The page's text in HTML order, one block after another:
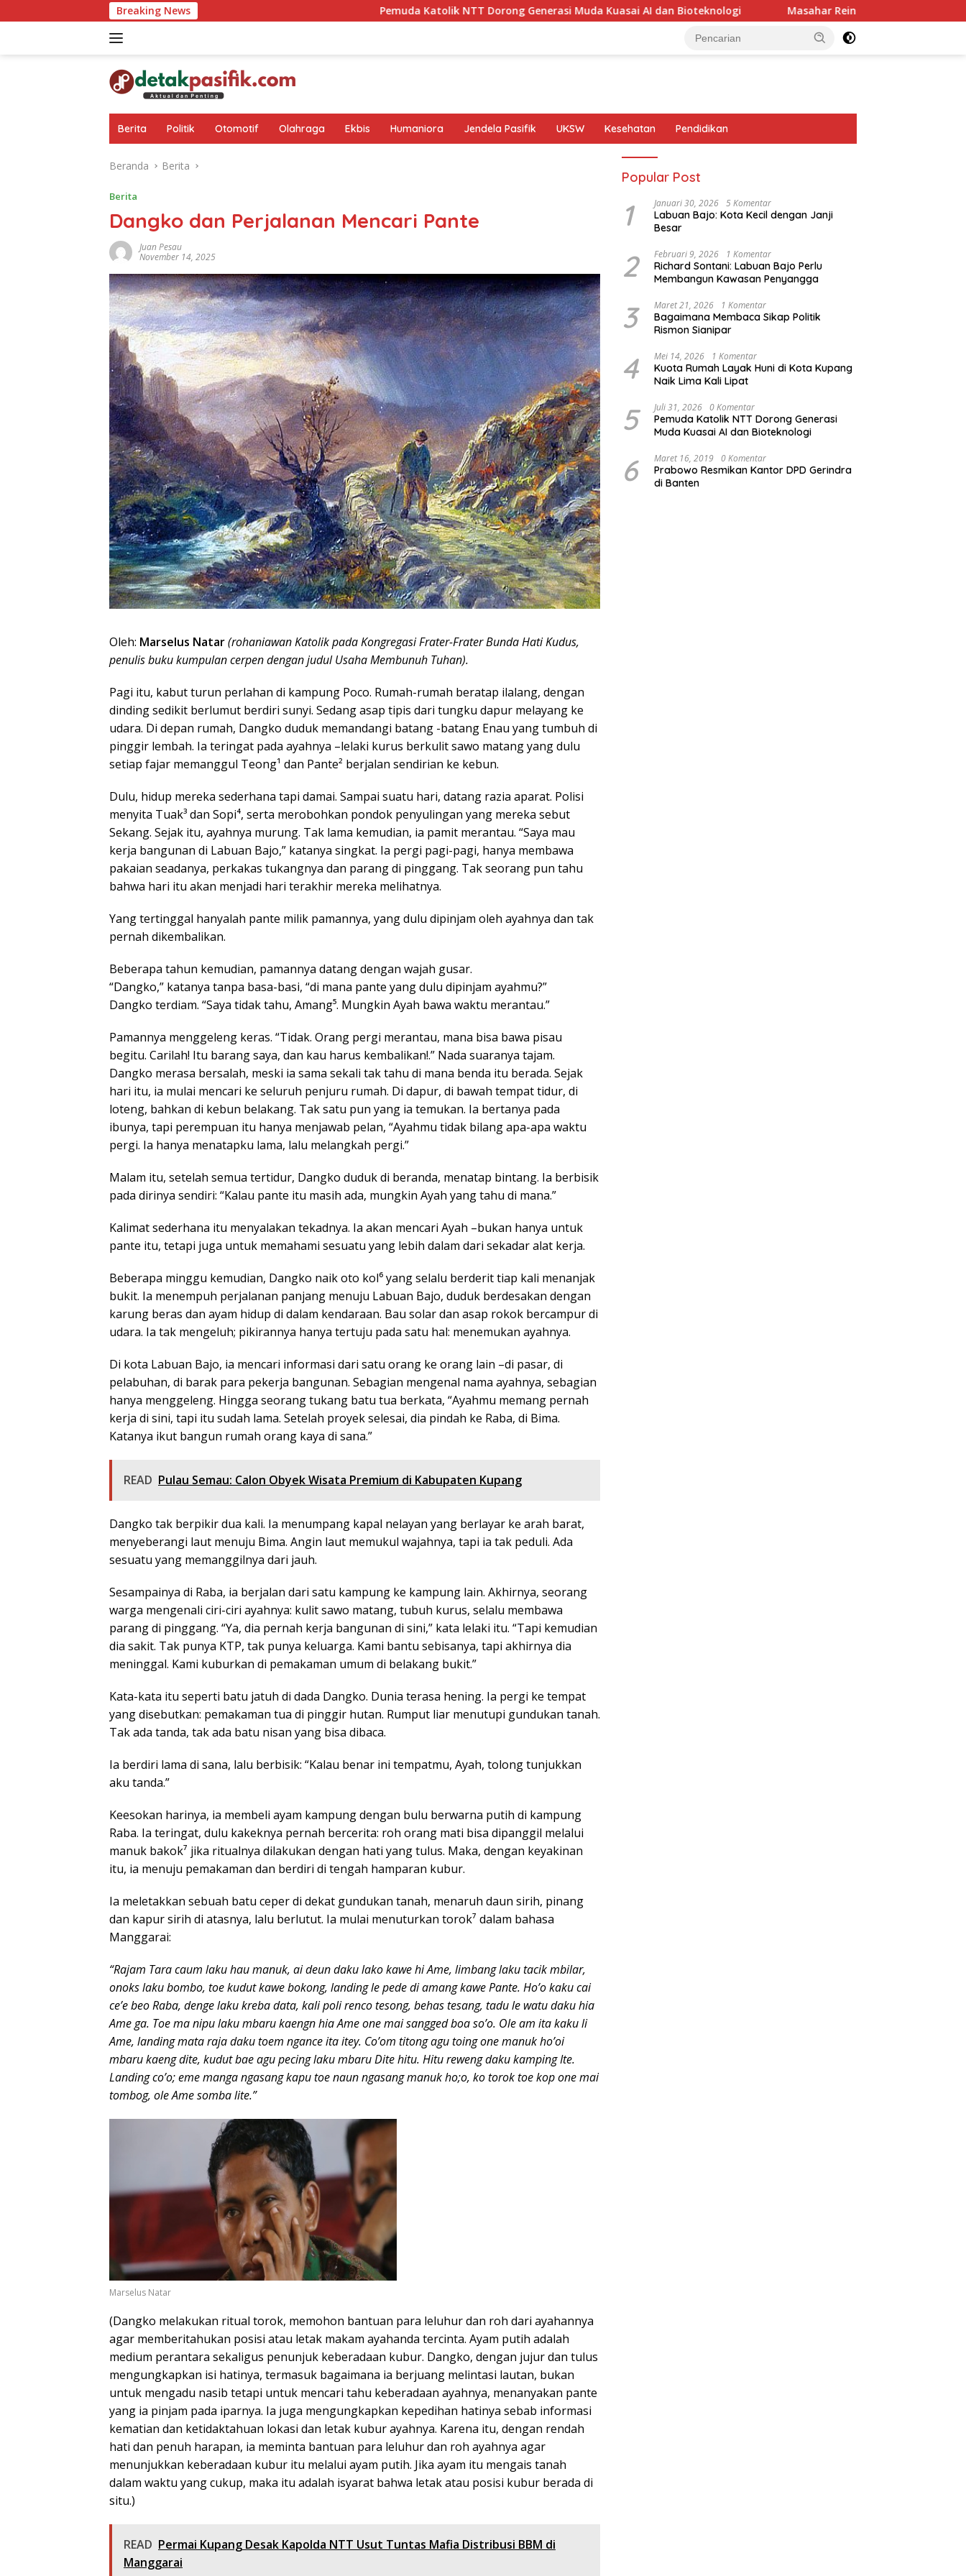
ke
Breaking News Pemuda Katolik NTT Dorong Generasi Muda Kuasai AI dan Bioteknologi Masahar Reinhart Fridolin Damanik Raih Gelar
Berita Politik Otomotif Olahraga Ekbis Humaniora Jendela Pasifik UKSW Kesehatan Pendidikan
Beranda Berita
Berita
Dangko dan Perjalanan Mencari Pante
Juan Pesau
November 14, 2025
Oleh: Marselus Natar(rohaniawan Katolik pada Kongregasi Frater-Frater Bunda Hati Kudus,
penulis buku kumpulan cerpen dengan judul Usaha Membunuh Tuhan).
Pagi itu, kabut turun perlahan di kampung Poco. Rumah-rumah beratap ilalang, dengan
dinding sedikit berlumut berdiri sunyi. Sedang asap tipis dari tungku dapur melayang ke
udara. Di depan rumah, Dangko duduk memandangi batang -batang Enau yang tumbuh di
pinggir lembah. Ia teringat pada ayahnya –lelaki kurus berkulit sawo matang yang dulu
setiap fajar memanggul Teong¹ dan Pante² berjalan sendirian ke kebun.
Dulu, hidup mereka sederhana tapi damai. Sampai suatu hari, datang razia aparat. Polisi
menyita Tuak³ dan Sopi⁴, serta merobohkan pondok penyulingan yang mereka sebut
Sekang. Sejak itu, ayahnya murung. Tak lama kemudian, ia pamit merantau. “Saya mau
kerja bangunan di Labuan Bajo,” katanya singkat. Ia pergi pagi-pagi, hanya membawa
pakaian seadanya, perkakas tukangnya dan parang di pinggang. Tak seorang pun tahu
bahwa hari itu akan menjadi hari terakhir mereka melihatnya.
Yang tertinggal hanyalah pante milik pamannya, yang dulu dipinjam oleh ayahnya dan tak
pernah dikembalikan.
Beberapa tahun kemudian, pamannya datang dengan wajah gusar.
“Dangko,” katanya tanpa basa-basi, “di mana pante yang dulu dipinjam ayahmu?”
Dangko terdiam. “Saya tidak tahu, Amang⁵. Mungkin Ayah bawa waktu merantau.”
Pamannya menggeleng keras. “Tidak. Orang pergi merantau, mana bisa bawa pisau
begitu. Carilah! Itu barang saya, dan kau harus kembalikan!.” Nada suaranya tajam.
Dangko merasa bersalah, meski ia sama sekali tak tahu di mana benda itu berada. Sejak
hari itu, ia mulai mencari ke seluruh penjuru rumah. Di dapur, di bawah tempat tidur, di
loteng, bahkan di kebun belakang. Tak satu pun yang ia temukan. Ia bertanya pada
ibunya, tapi perempuan itu hanya menjawab pelan, “Ayahmu tidak bilang apa-apa waktu
pergi. Ia hanya menatapku lama, lalu melangkah pergi.”
Malam itu, setelah semua tertidur, Dangko duduk di beranda, menatap bintang. Ia berbisik
pada dirinya sendiri: “Kalau pante itu masih ada, mungkin Ayah yang tahu di mana.”
Kalimat sederhana itu menyalakan tekadnya. Ia akan mencari Ayah –bukan hanya untuk
pante itu, tetapi juga untuk memahami sesuatu yang lebih dalam dari sekadar alat kerja.
Beberapa minggu kemudian, Dangko naik oto kol⁶ yang selalu berderit tiap kali menanjak
bukit. Ia menempuh perjalanan panjang menuju Labuan Bajo, duduk berdesakan dengan
karung beras dan ayam hidup di dalam kendaraan. Bau solar dan asap rokok bercampur di
udara. Ia tak mengeluh; pikirannya hanya tertuju pada satu hal: menemukan ayahnya.
Di kota Labuan Bajo, ia mencari informasi dari satu orang ke orang lain –di pasar, di
pelabuhan, di barak para pekerja bangunan. Sebagian mengenal nama ayahnya, sebagian
hanya menggeleng. Hingga seorang tukang batu tua berkata, “Ayahmu memang pernah
kerja di sini, tapi itu sudah lama. Setelah proyek selesai, dia pindah ke Raba, di Bima.
Katanya ikut bangun rumah orang kaya di sana.”
READ Pulau Semau: Calon Obyek Wisata Premium di Kabupaten Kupang
Dangko tak berpikir dua kali. Ia menumpang kapal nelayan yang berlayar ke arah barat,
menyeberangi laut menuju Bima. Angin laut memukul wajahnya, tapi ia tak peduli. Ada
sesuatu yang memanggilnya dari jauh.
Sesampainya di Raba, ia berjalan dari satu kampung ke kampung lain. Akhirnya, seorang
warga mengenali ciri-ciri ayahnya: kulit sawo matang, tubuh kurus, selalu membawa
parang di pinggang. “Ya, dia pernah kerja bangunan di sini,” kata lelaki itu. “Tapi kemudian
dia sakit. Tak punya KTP, tak punya keluarga. Kami bantu sebisanya, tapi akhirnya dia
meninggal. Kami kuburkan di pemakaman umum di belakang bukit.”
Kata-kata itu seperti batu jatuh di dada Dangko. Dunia terasa hening. Ia pergi ke tempat
yang disebutkan: pemakaman tua di pinggir hutan. Rumput liar menutupi gundukan tanah.
Tak ada tanda, tak ada batu nisan yang bisa dibaca.
Ia berdiri lama di sana, lalu berbisik: “Kalau benar ini tempatmu, Ayah, tolong tunjukkan
aku tanda.”
Keesokan harinya, ia membeli ayam kampung dengan bulu berwarna putih di kampung
Raba. Ia teringat, dulu kakeknya pernah bercerita: roh orang mati bisa dipanggil melalui
manuk bakok⁷ jika ritualnya dilakukan dengan hati yang tulus. Maka, dengan keyakinan
itu, ia menuju pemakaman dan berdiri di tengah hamparan kubur.
Ia meletakkan sebuah batu ceper di dekat gundukan tanah, menaruh daun sirih, pinang
dan kapur sirih di atasnya, lalu berlutut. Ia mulai menuturkan torok⁷ dalam bahasa
Manggarai:
“Rajam Tara caum laku hau manuk, ai deun daku lako kawe hi Ame, limbang laku tacik mbilar,
onoks laku bombo, toe kudut kawe bokong, landing le pede di amang kawe Pante. Ho’o kaku cai
ce’e beo Raba, denge laku kreba data, kali poli renco tesong, behas tesang, tadu le watu daku hia
Ame ga. Toe ma nipu laku mbaru kaengn hia Ame one mai sangged boa so’o. Ole am ita kaku li
Ame, landing mata raja daku toem ngance ita itey. Co’om titong agu toing one manuk ho’oi
mbaru kaeng dite, kudut bae agu pecing laku mbaru Dite hitu. Hitu reweng daku kamping Ite.
Landing co’o; eme manga ngasang kapu toe naun ngasang manuk ho;o, ko torok toe kop one mai
tombog, ole Ame somba lite.”
Marselus Natar
(Dangko melakukan ritual torok, memohon bantuan para leluhur dan roh dari ayahannya
agar memberitahukan posisi atau letak makam ayahanda tercinta. Ayam putih adalah
medium perantara sekaligus penunjuk keberadaan kubur. Dangko, dengan jujur dan tulus
mengungkapkan isi hatinya, termasuk bagaimana ia berjuang melintasi lautan, bukan
untuk mengadu nasib tetapi untuk mencari tahu keberadaan ayahnya, menanyakan pante
yang ia pinjam pada iparnya. Ia juga mengungkapkan kepedihan hatinya sebab informasi
kematian dan ketidaktahuan lokasi dan letak kubur ayahnya. Karena itu, dengan rendah
hati dan penuh harapan, ia meminta bantuan para leluhur dan roh ayahnya agar
menunjukkan keberadaan kubur itu melalui ayam putih. Jika ayam itu mengais tanah
dalam waktu yang cukup, maka itu adalah isyarat bahwa letak atau posisi kubur berada di
situ.)
READ Permai Kupang Desak Kapolda NTT Usut Tuntas Mafia Distribusi BBM di
Manggarai
Popular Post
1 Januari 30, 2026 5 Komentar
Labuan Bajo: Kota Kecil dengan Janji
Besar
2 Februari 9, 2026 1 Komentar
Richard Sontani: Labuan Bajo Perlu
Membangun Kawasan Penyangga
3 Maret 21, 2026 1 Komentar
Bagaimana Membaca Sikap Politik
Rismon Sianipar
4 Mei 14, 2026 1 Komentar
Kuota Rumah Layak Huni di Kota Kupang
Naik Lima Kali Lipat
5 Juli 31, 2026 0 Komentar
Pemuda Katolik NTT Dorong Generasi
Muda Kuasai AI dan Bioteknologi
6 Maret 16, 2019 0 Komentar
Prabowo Resmikan Kantor DPD Gerindra
di Banten